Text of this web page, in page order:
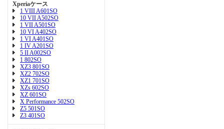
Xperiaケース
1 VIII A601SO
10 VII A502SO
1 VII A501SO
10 VI A402SO
1 VI A401SO
1 IV A201SO
5 II A002SO
1 802SO
XZ3 801SO
XZ2 702SO
XZ1 701SO
XZs 602SO
XZ 601SO
X Performance 502SO
Z5 501SO
Z3 401SO